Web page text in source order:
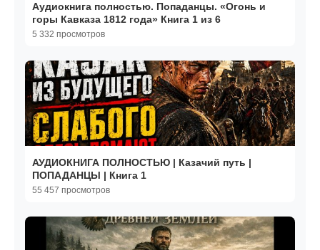
Аудиокнига полностью. Попаданцы. «Огонь и
горы Кавказа 1812 года» Книга 1 из 6
5 332 просмотров
АУДИОКНИГА ПОЛНОСТЬЮ | Казачий путь |
ПОПАДАНЦЫ | Книга 1
55 457 просмотров